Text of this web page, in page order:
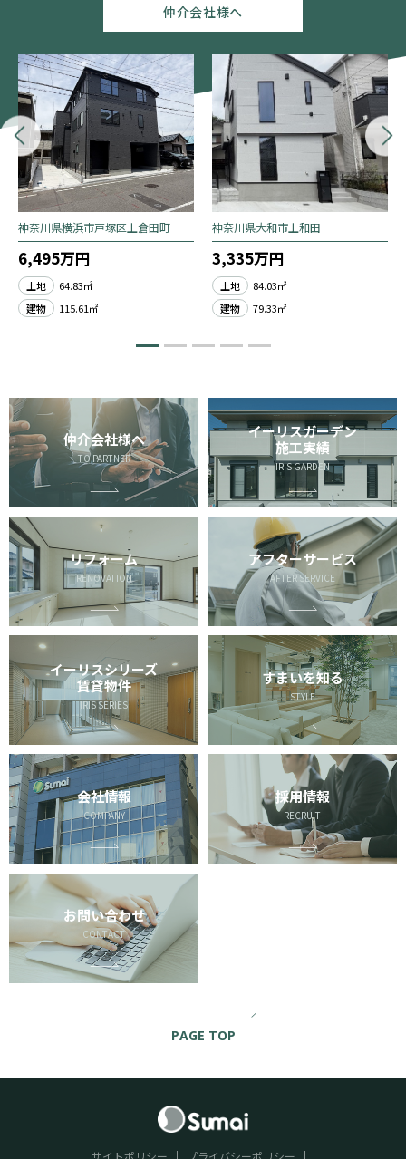
仲介会社様へ
神奈川県横浜市戸塚区上倉田町
6,495万円
土地
64.83㎡
建物
115.61㎡
神奈川県大和市上和田
3,335万円
土地
84.03㎡
建物
79.33㎡
仲介会社様へ
TO PARTNER
イーリスガーデン
施工実績
IRIS GARDEN
リフォーム
RENOVATION
アフターサービス
AFTER SERVICE
イーリスシリーズ
賃貸物件
IRIS SERIES
すまいを知る
STYLE
会社情報
COMPANY
採用情報
RECRUIT
お問い合わせ
CONTACT
PAGE TOP